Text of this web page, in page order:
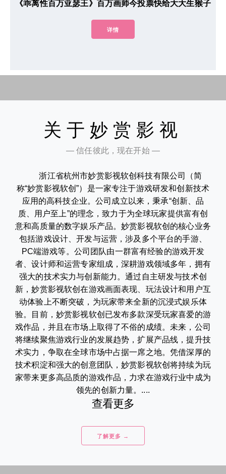
《乖离性百万亚瑟王》百万画师今投票快给大大生猴子
详情
关于妙赏影视
— 信任彼此，现在开始 —
浙江省杭州市妙赏影视软创科技有限公司（简
称“妙赏影视软创”）是一家专注于游戏研发和创新技术
应用的高科技企业。公司成立以来，秉承“创新、品
质、用户至上”的理念，致力于为全球玩家提供富有创
意和高质量的数字娱乐产品。妙赏影视软创的核心业务
包括游戏设计、开发与运营，涉及多个平台的手游、
PC端游戏等。公司团队由一群富有经验的游戏开发
者、设计师和运营专家组成，深耕游戏领域多年，拥有
强大的技术实力与创新能力。通过自主研发与技术创
新，妙赏影视软创在游戏画面表现、玩法设计和用户互
动体验上不断突破，为玩家带来全新的沉浸式娱乐体
验。目前，妙赏影视软创已发布多款深受玩家喜爱的游
戏作品，并且在市场上取得了不俗的成绩。未来，公司
将继续聚焦游戏行业的发展趋势，扩展产品线，提升技
术实力，争取在全球市场中占据一席之地。凭借深厚的
技术积淀和强大的创意团队，妙赏影视软创将持续为玩
家带来更多高品质的游戏作品，力求在游戏行业中成为
领先的创新力量。....
查看更多
了解更多 →